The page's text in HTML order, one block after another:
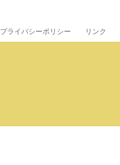
プライバシーポリシー リンク